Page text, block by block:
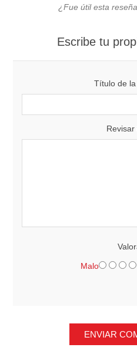
¿Fue útil esta
Escribe tu
Título de
Revisar
Malo
ENVIAR